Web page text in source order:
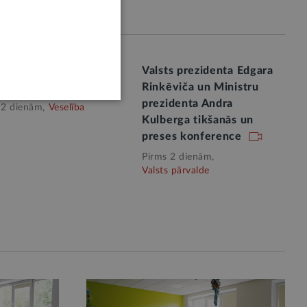
2 dienām, Veselība
Valsts prezidenta Edgara
Rinkēviča un Ministru
prezidenta Andra
Kulberga tikšanās un
preses konference
Pirms 2 dienām,
Valsts pārvalde